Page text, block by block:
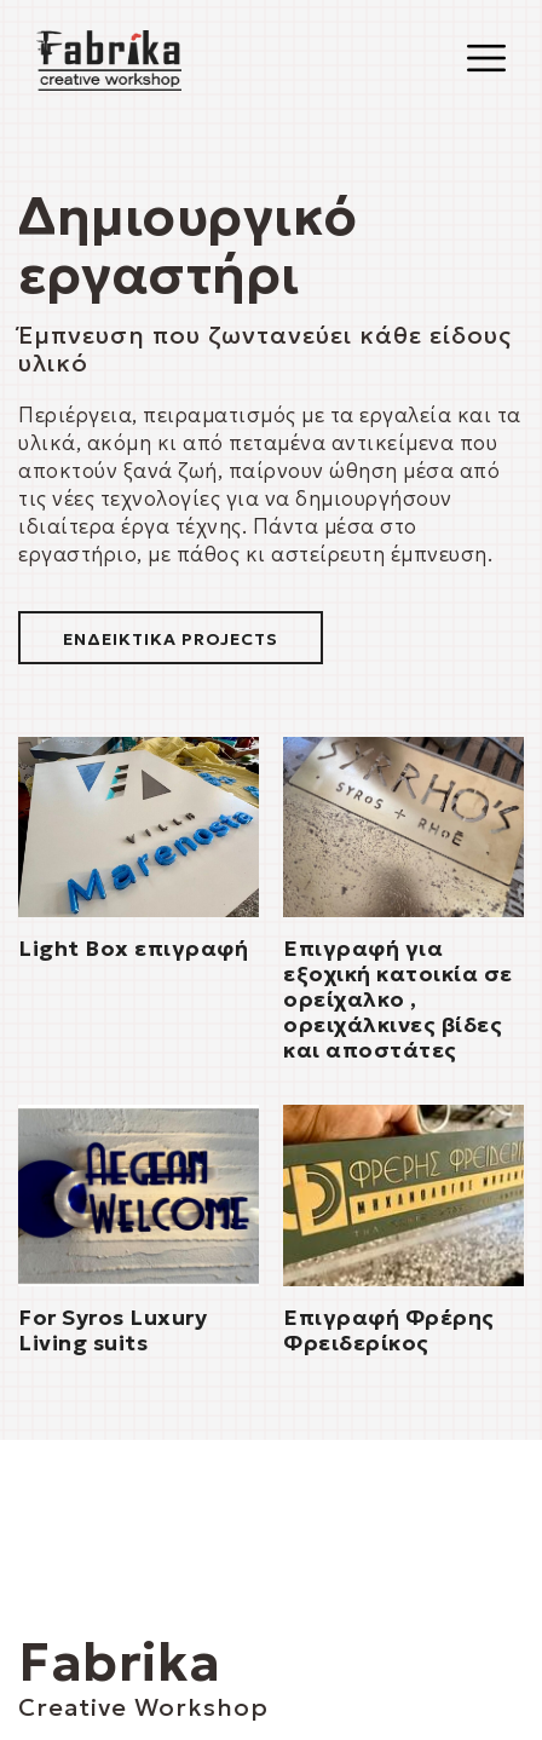
Δημιουργικό
εργαστήρι
Έμπνευση που ζωντανεύει κάθε είδους
υλικό
Περιέργεια, πειραματισμός με τα εργαλεία και τα
υλικά, ακόμη κι από πεταμένα αντικείμενα που
αποκτούν ξανά ζωή, παίρνουν ώθηση μέσα από
τις νέες τεχνολογίες για να δημιουργήσουν
ιδιαίτερα έργα τέχνης. Πάντα μέσα στο
εργαστήριο, με πάθος κι αστείρευτη έμπνευση.
ΕΝΔΕΙΚΤΙΚΑ PROJECTS
Light Box επιγραφή
Επιγραφή για
εξοχική κατοικία σε
ορείχαλκο ,
ορειχάλκινες βίδες
και αποστάτες
For Syros Luxury
Living suits
Επιγραφή Φρέρης
Φρειδερίκος
Fabrika
Creative Workshop